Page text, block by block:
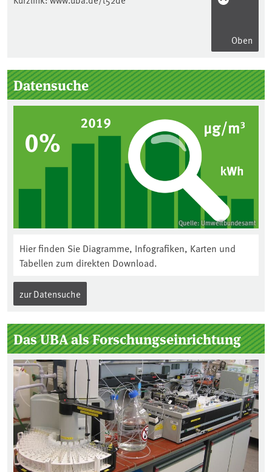
Oben
Seitenleiste
Datensuche
Quelle: Umweltbundesamt
Hier finden Sie Diagramme, Infografiken, Karten und
Tabellen zum direkten Download.
zur Datensuche
Das UBA als Forschungseinrichtung